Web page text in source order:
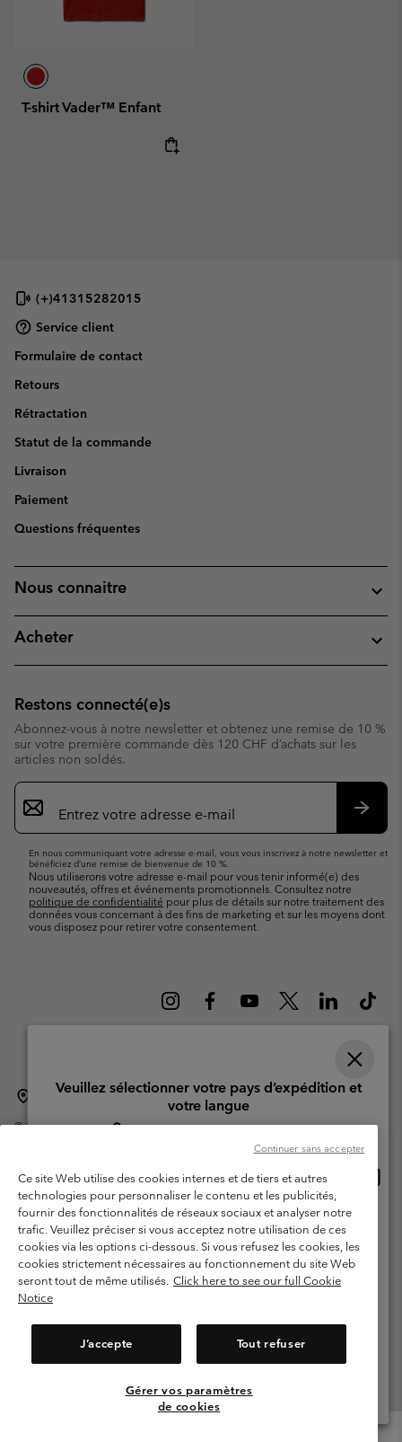
T-shirt Vader™ Enfant
(+)41315282015
Service client
Formulaire de contact
Retours
Rétractation
Statut de la commande
Livraison
Paiement
Questions fréquentes
Nous connaitre
Acheter
Restons connecté(e)s
Abonnez-vous à notre newsletter et obtenez une remise de 10 %
sur votre première commande dès 120 CHF d’achats sur les
articles non soldés.
Inscription
par
e-
En nous communiquant votre adresse e-mail, vous vous inscrivez à notre newsletter et
bénéficiez d’une remise de bienvenue de 10 %.
Nous utiliserons votre adresse e-mail pour vous tenir informé(e) des
nouveautés, offres et événements promotionnels. Consultez notre
politique de confidentialité pour plus de détails sur notre traitement des
données vous concernant à des fins de marketing et sur les moyens dont
vous disposez pour retirer votre consentement.
Suisse (français) | English ›| Deutsch › | italiano ›
©2026Columbia Sportswear Company. Avenue des Morgines, 12 1213
Garanties Légales
Politique de confidentialité
Conditions d'utilisation - Membres
Conditions D'utilisation - Contenu généré par l'utilisateur
Impressum
Cookies
Ce site Web utilise des cookies internes et de tiers et autres
technologies pour personnaliser le contenu et les publicités,
fournir des fonctionnalités de réseaux sociaux et analyser notre
trafic. Veuillez préciser si vous acceptez notre utilisation de ces
cookies via les options ci-dessous. Si vous refusez les cookies, les
cookies strictement nécessaires au fonctionnement du site Web
seront tout de même utilisés. Click here to see our full Cookie
Notice
J’accepte Tout refuser
Gérer vos paramètres
de cookies
Continuer sans accepter
Veuillez sélectionner votre pays d’expédition et
votre langue
United States
Switzerland-English
Switzerland-Deutsch
Switzerland-Italiano
Voir Tous Les Pays